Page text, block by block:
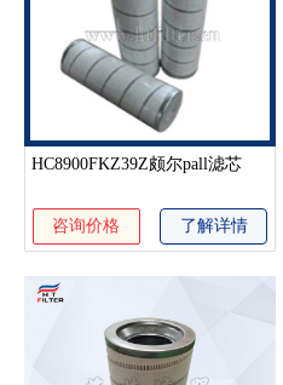
HC8900FKZ39Z颇尔pall滤芯
咨询价格 了解详情